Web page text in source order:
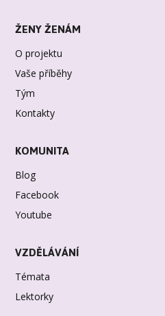
ŽENY ŽENÁM
O projektu
Vaše příběhy
Tým
Kontakty
KOMUNITA
Blog
Facebook
Youtube
VZDĚLÁVÁNÍ
Témata
Lektorky